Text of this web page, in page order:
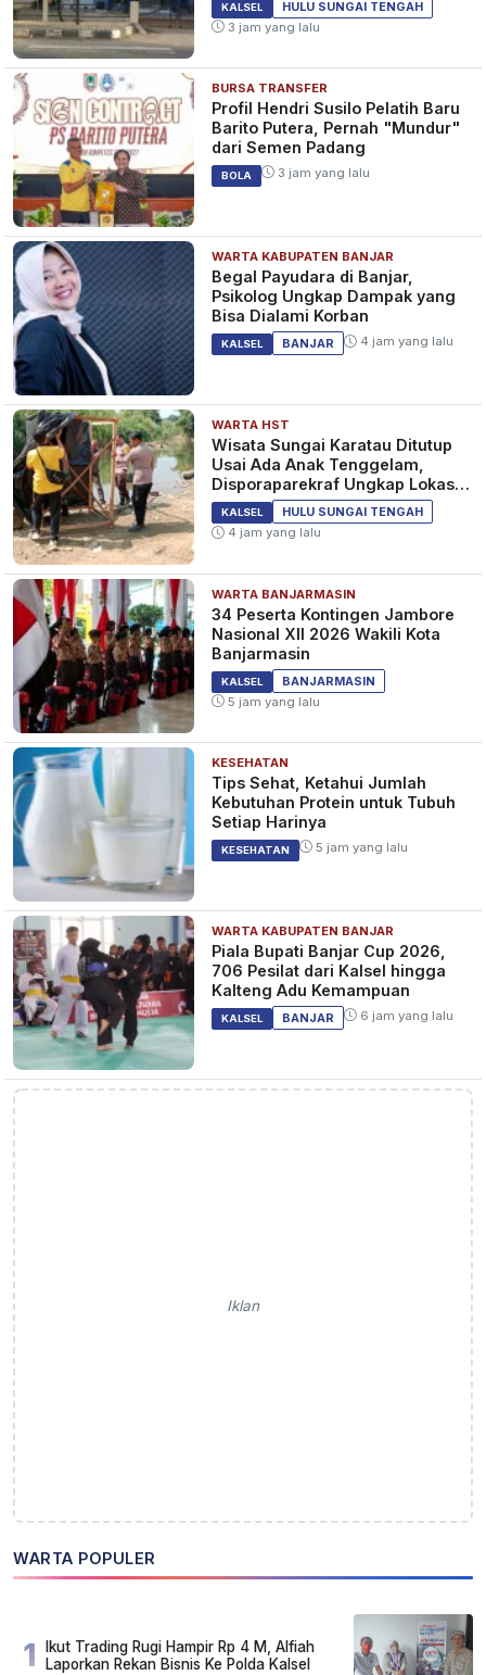
Warga Berbondong-bondong
Kunjungi IKN Nusantara, Begini
Cara Masuknya
BERITA 1 tahun yang lalu
Berangkat dari Halim
Perdanakusuma, Mulai Hari Ini
Presiden Jokowi Berkantor di
IKN
BERITA 1 tahun yang lalu
KALSEL
HULU SUNGAI TENGAH
3 jam yang lalu
BURSA TRANSFER
Profil Hendri Susilo Pelatih Baru
Barito Putera, Pernah "Mundur"
dari Semen Padang
BOLA 3 jam yang lalu
WARTA KABUPATEN BANJAR
Begal Payudara di Banjar,
Psikolog Ungkap Dampak yang
Bisa Dialami Korban
KALSEL BANJAR 4 jam yang lalu
WARTA HST
Wisata Sungai Karatau Ditutup
Usai Ada Anak Tenggelam,
Disporaparekraf Ungkap Lokasi
Belum Berizin
KALSEL
HULU SUNGAI TENGAH
4 jam yang lalu
WARTA BANJARMASIN
34 Peserta Kontingen Jambore
Nasional XII 2026 Wakili Kota
Banjarmasin
KALSEL
BANJARMASIN
5 jam yang lalu
KESEHATAN
Tips Sehat, Ketahui Jumlah
Kebutuhan Protein untuk Tubuh
Setiap Harinya
KESEHATAN 5 jam yang lalu
WARTA KABUPATEN BANJAR
Piala Bupati Banjar Cup 2026,
706 Pesilat dari Kalsel hingga
Kalteng Adu Kemampuan
KALSEL BANJAR 6 jam yang lalu
Iklan
WARTA POPULER
1
Ikut Trading Rugi Hampir Rp 4 M, Alfiah
Laporkan Rekan Bisnis Ke Polda Kalsel